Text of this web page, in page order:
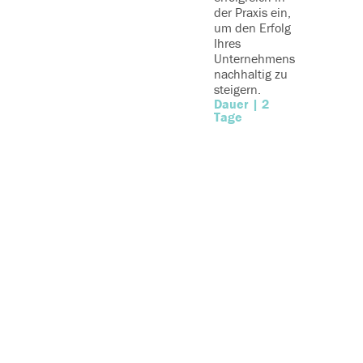
der Praxis ein,
um den Erfolg
Ihres
Unternehmens
nachhaltig zu
steigern.
Dauer | 2
Tage